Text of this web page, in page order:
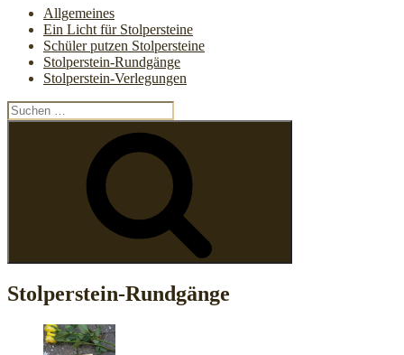
Allgemeines
Ein Licht für Stolpersteine
Schüler putzen Stolpersteine
Stolperstein-Rundgänge
Stolperstein-Verlegungen
Suchen
nach:
Stolperstein-Rundgänge